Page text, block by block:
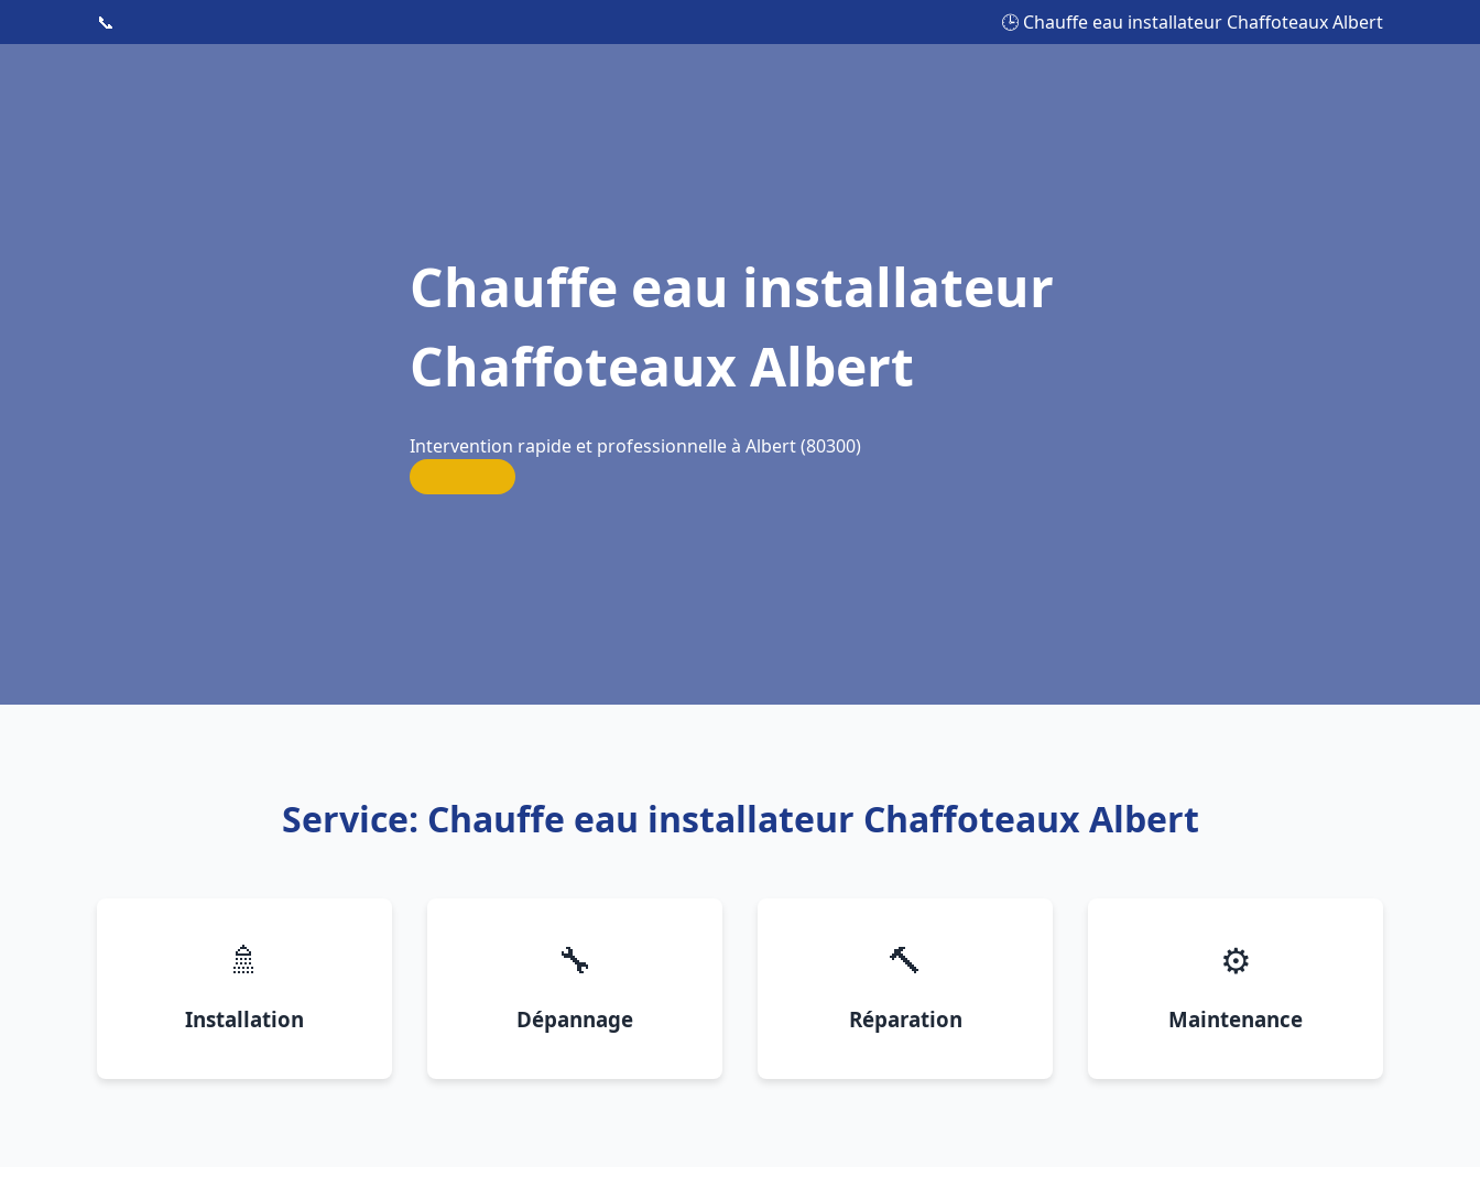
📞 🕒 Chauffe eau installateur Chaffoteaux Albert
Chauffe eau installateur
Chaffoteaux Albert
Intervention rapide et professionnelle à Albert (80300)
Service: Chauffe eau installateur Chaffoteaux Albert
🚿
Installation
🔧
Dépannage
🔨
Réparation
⚙️
Maintenance